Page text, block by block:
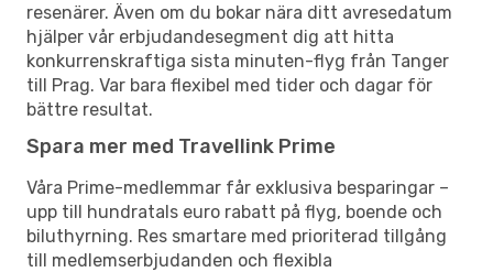
resenärer. Även om du bokar nära ditt avresedatum
hjälper vår erbjudandesegment dig att hitta
konkurrenskraftiga sista minuten-flyg från Tanger
till Prag. Var bara flexibel med tider och dagar för
bättre resultat.
Spara mer med Travellink Prime
Våra Prime-medlemmar får exklusiva besparingar –
upp till hundratals euro rabatt på flyg, boende och
biluthyrning. Res smartare med prioriterad tillgång
till medlemserbjudanden och flexibla